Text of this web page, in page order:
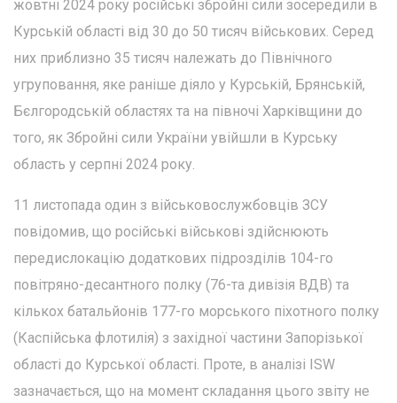
жовтні 2024 року російські збройні сили зосередили в
Курській області від 30 до 50 тисяч військових. Серед
них приблизно 35 тисяч належать до Північного
угруповання, яке раніше діяло у Курській, Брянській,
Бєлгородській областях та на півночі Харківщини до
того, як Збройні сили України увійшли в Курську
область у серпні 2024 року.
11 листопада один з військовослужбовців ЗСУ
повідомив, що російські військові здійснюють
передислокацію додаткових підрозділів 104-го
повітряно-десантного полку (76-та дивізія ВДВ) та
кількох батальйонів 177-го морського піхотного полку
(Каспійська флотилія) з західної частини Запорізької
області до Курської області. Проте, в аналізі ISW
зазначається, що на момент складання цього звіту не